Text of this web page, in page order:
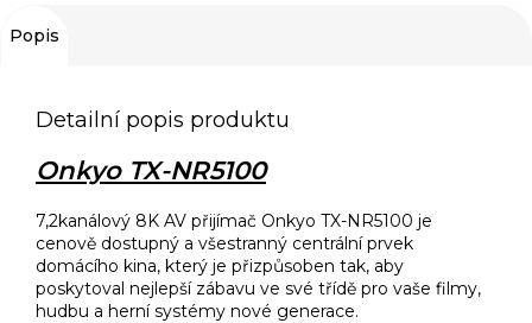
Popis
Detailní popis produktu
Onkyo TX-NR5100
7,2kanálový 8K AV přijímač Onkyo TX-NR5100 je
cenově dostupný a všestranný centrální prvek
domácího kina, který je přizpůsoben tak, aby
poskytoval nejlepší zábavu ve své třídě pro vaše filmy,
hudbu a herní systémy nové generace.